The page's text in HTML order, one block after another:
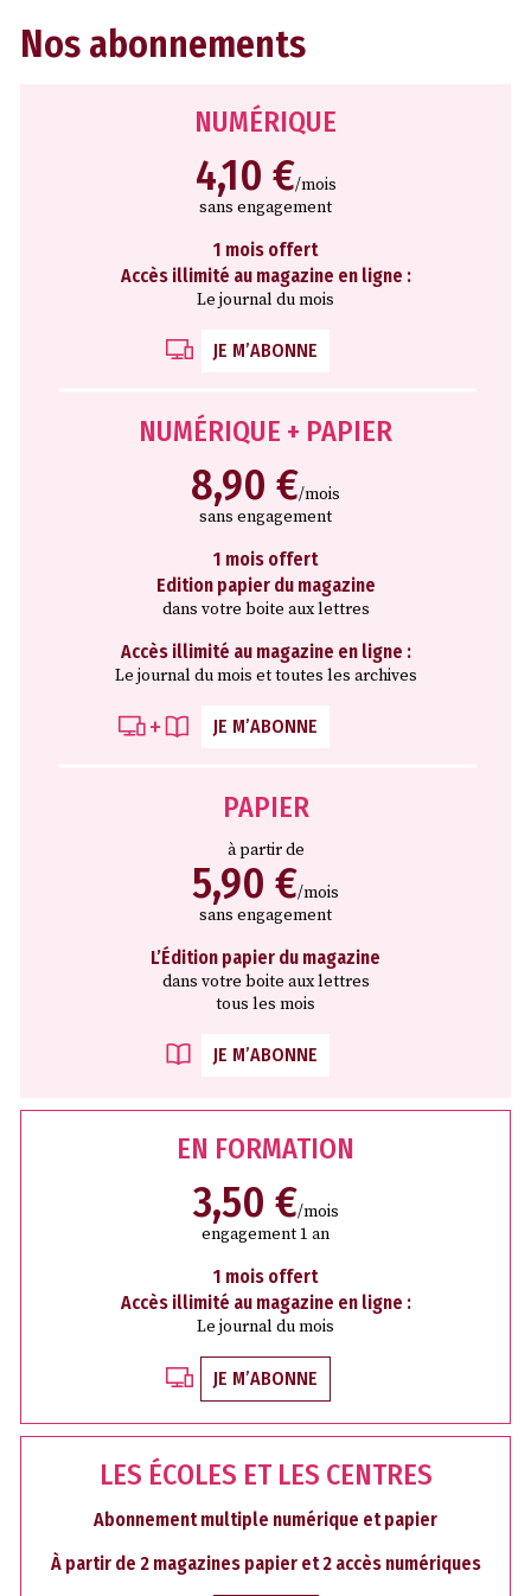
Nos abonnements
NUMÉRIQUE
4,10 €/mois
sans engagement
1 mois offert
Accès illimité au magazine en ligne :
Le journal du mois
JE M’ABONNE
NUMÉRIQUE + PAPIER
8,90 €/mois
sans engagement
1 mois offert
Edition papier du magazine
dans votre boite aux lettres
Accès illimité au magazine en ligne :
Le journal du mois et toutes les archives
JE M’ABONNE
PAPIER
à partir de
5,90 €/mois
sans engagement
L’Édition papier du magazine
dans votre boite aux lettres
tous les mois
JE M’ABONNE
EN FORMATION
3,50 €/mois
engagement 1 an
1 mois offert
Accès illimité au magazine en ligne :
Le journal du mois
JE M’ABONNE
LES ÉCOLES ET LES CENTRES
Abonnement multiple numérique et papier
À partir de 2 magazines papier et 2 accès numériques